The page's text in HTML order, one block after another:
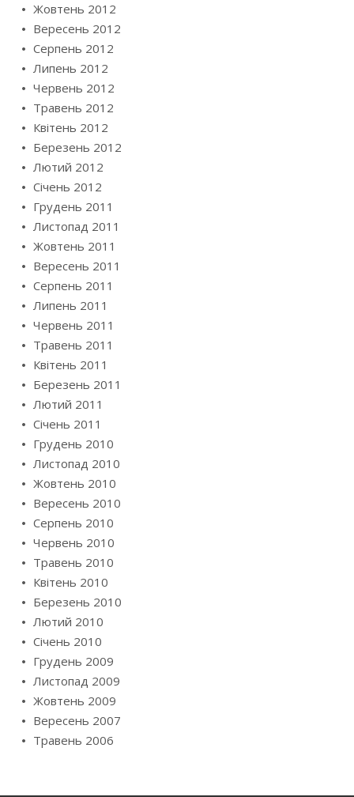
Жовтень 2012
Вересень 2012
Серпень 2012
Липень 2012
Червень 2012
Травень 2012
Квітень 2012
Березень 2012
Лютий 2012
Січень 2012
Грудень 2011
Листопад 2011
Жовтень 2011
Вересень 2011
Серпень 2011
Липень 2011
Червень 2011
Травень 2011
Квітень 2011
Березень 2011
Лютий 2011
Січень 2011
Грудень 2010
Листопад 2010
Жовтень 2010
Вересень 2010
Серпень 2010
Червень 2010
Травень 2010
Квітень 2010
Березень 2010
Лютий 2010
Січень 2010
Грудень 2009
Листопад 2009
Жовтень 2009
Вересень 2007
Травень 2006